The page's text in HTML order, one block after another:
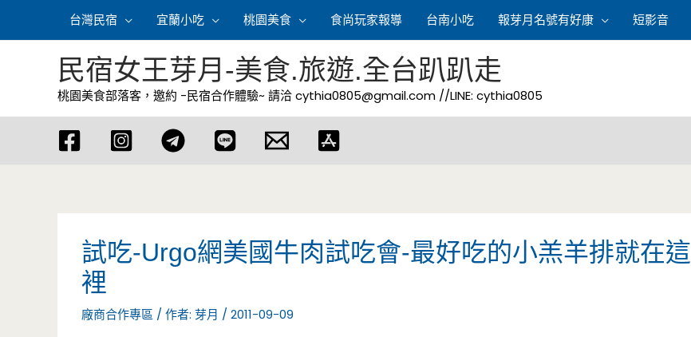
容
台灣民宿 宜蘭小吃 桃園美食 食尚玩家報導 台南小吃 報芽月名號有好康 短影音
民宿女王芽月-美食.旅遊.全台趴趴走
桃園美食部落客，邀約 -民宿合作體驗~ 請洽cythia0805@gmail.com //LINE: cythia0805
試吃-Urgo網美國牛肉試吃會-最好吃的小羔羊排就在這
裡
廠商合作專區 / 作者: 芽月 / 2011-09-09